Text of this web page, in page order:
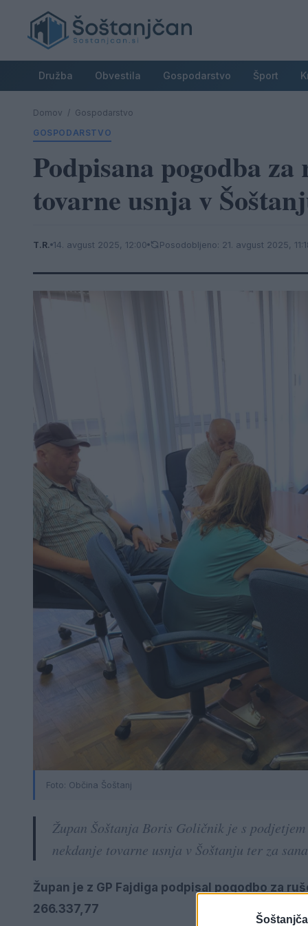
Družba Obvestila Gospodarstvo Šport
Domov / Gospodarstvo
GOSPODARSTVO
Podpisana pogodba
tovarne usnja v
T.R. 14. avgust 2025, 12:00 Posodobljeno: 21. avgust 2025,
Foto: Občina Šoštanj
Župan Šoštanja Boris Goličnik je s
nekdanje tovarne usnja v Šoštanju ter za
Župan je z GP Fajdiga podpisal pogodbo za
266.337,77